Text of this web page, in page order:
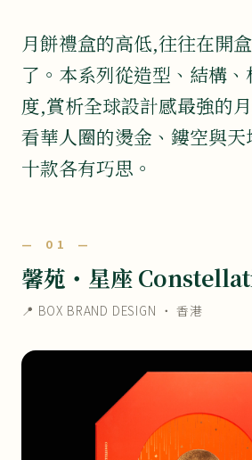
月餅禮盒的高低,往往在開
了。本系列從造型、結構
度,賞析全球設計感最強的
看華人圈的燙金、鏤空與
十款各有巧思。
— 01 —
馨苑・星座
📍 BOX BRAND DESIGN ・ 香港